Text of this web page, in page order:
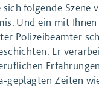
folgende Szene
Und ein mit Ihnen
Polizeibeamter
Er
geplagten Zeiten